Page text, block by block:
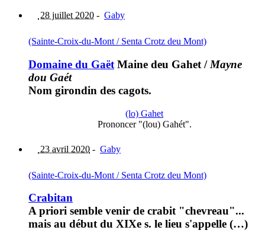
28 juillet 2020 - Gaby
(Sainte-Croix-du-Mont / Senta Crotz deu Mont)
Domaine du Gaët Maine deu Gahet / Mayne
dou Gaét
Nom girondin des cagots.
(lo) Gahet
Prononcer "(lou) Gahét".
23 avril 2020 - Gaby
(Sainte-Croix-du-Mont / Senta Crotz deu Mont)
Crabitan
A priori semble venir de crabit "chevreau"...
mais au début du XIXe s. le lieu s'appelle (…)